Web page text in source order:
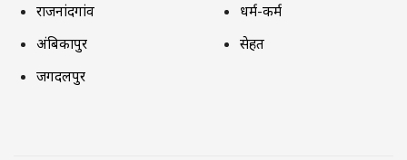
राजनांदगांव
अंबिकापुर
जगदलपुर
धर्म-कर्म
सेहत